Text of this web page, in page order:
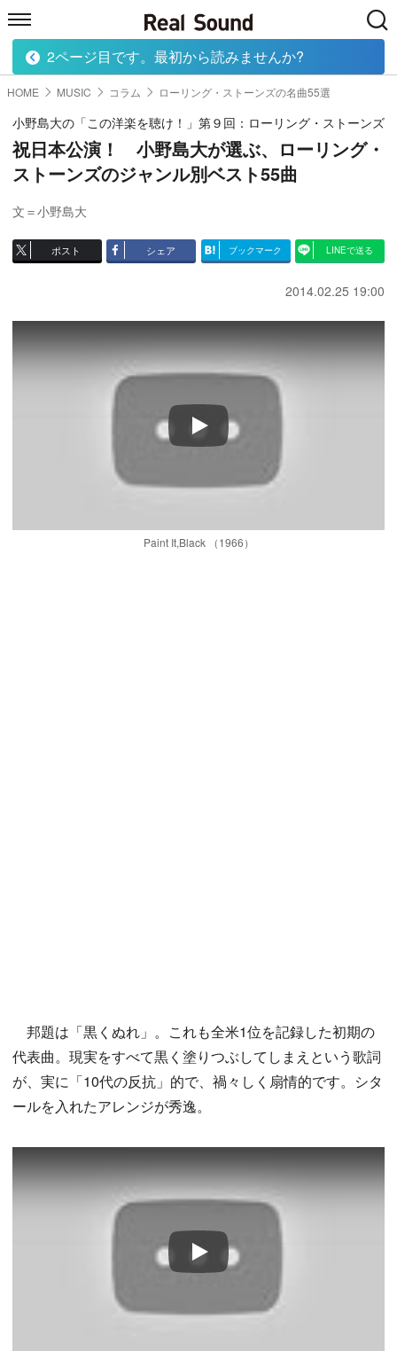
HOME MUSIC MOVIE TECH
HOME MUSIC コラム ローリング・ストーンズの名曲55選
小野島大の「この洋楽を聴け！」第９回：ローリング・ストーンズ
祝日本公演！ 小野島大が選ぶ、ローリング・
ストーンズのジャンル別ベスト55曲
文＝小野島大
ポスト シェア ブックマーク LINEで送る
2014.02.25 19:00
Play
Paint It,Black （1966）
邦題は「黒くぬれ」。これも全米1位を記録した初期の
代表曲。現実をすべて黒く塗りつぶしてしまえという歌詞
が、実に「10代の反抗」的で、禍々しく扇情的です。シタ
ールを入れたアレンジが秀逸。
Play
2ページ目です。最初から読みませんか?